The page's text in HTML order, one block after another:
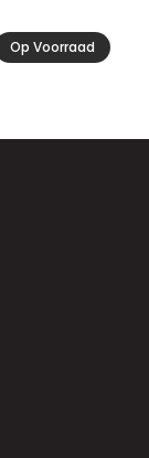
Op Voorraad